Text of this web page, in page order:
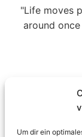
Um dir ein
"Life moves
around